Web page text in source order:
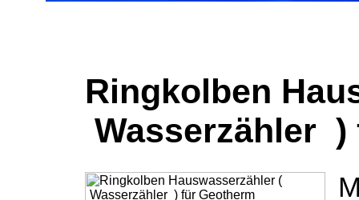
Ringkolben
Wasserzähler )